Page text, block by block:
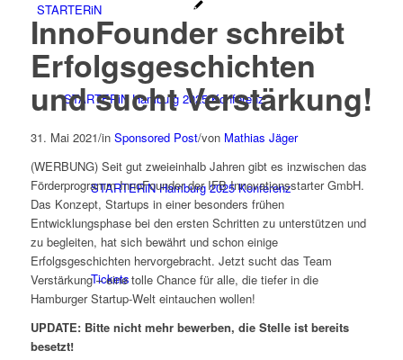
STARTERiN
STARTERiN Hamburg 2025 Konferenz
STARTERiN Hamburg 2025 Konferenz
Tickets
InnoFounder schreibt
Erfolgsgeschichten
und sucht Verstärkung!
31. Mai 2021/in Sponsored Post/von Mathias Jäger
(WERBUNG) Seit gut zweieinhalb Jahren gibt es inzwischen das
Förderprogramm InnoFounder der IFB Innovationsstarter GmbH.
Das Konzept, Startups in einer besonders frühen
Entwicklungsphase bei den ersten Schritten zu unterstützen und
zu begleiten, hat sich bewährt und schon einige
Erfolgsgeschichten hervorgebracht. Jetzt sucht das Team
Verstärkung – eine tolle Chance für alle, die tiefer in die
Hamburger Startup-Welt eintauchen wollen!
UPDATE: Bitte nicht mehr bewerben, die Stelle ist bereits
besetzt!